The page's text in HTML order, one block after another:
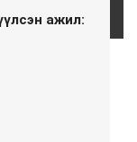
ажил: